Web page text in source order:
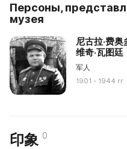
Персоны,
музея
尼古拉·费奥
维奇·瓦图廷
军人
1901 - 1944 гг
印象 0